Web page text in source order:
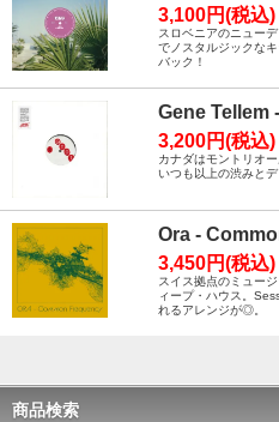
3,100円(税込)
スロベニアのニュー
でノスタルジックな
バック！
Gene Tellem
3,200円(税込)
カナダはモントリオ
いつも以上の渋みと
Ora -
3,450円(税込)
スイス拠点のミュー
ィープ・ハウス。
れるアレンジが◎。
商品検索